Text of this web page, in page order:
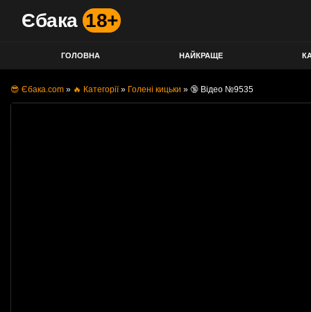
Єбака 18+
ГОЛОВНА НАЙКРАЩЕ
😎 Єбака.com » 🔥 Категорії» Голені кицьки » 🔞 Відео №9535